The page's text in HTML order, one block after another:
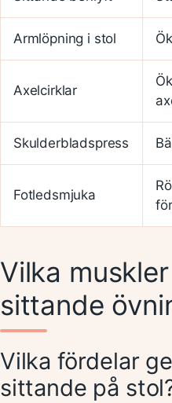
Armlöpning i stol
Axelcirklar
Skulderbladspress
Fotledsmjuka
Vilka
sittande
Vilka fördelar
sittande på